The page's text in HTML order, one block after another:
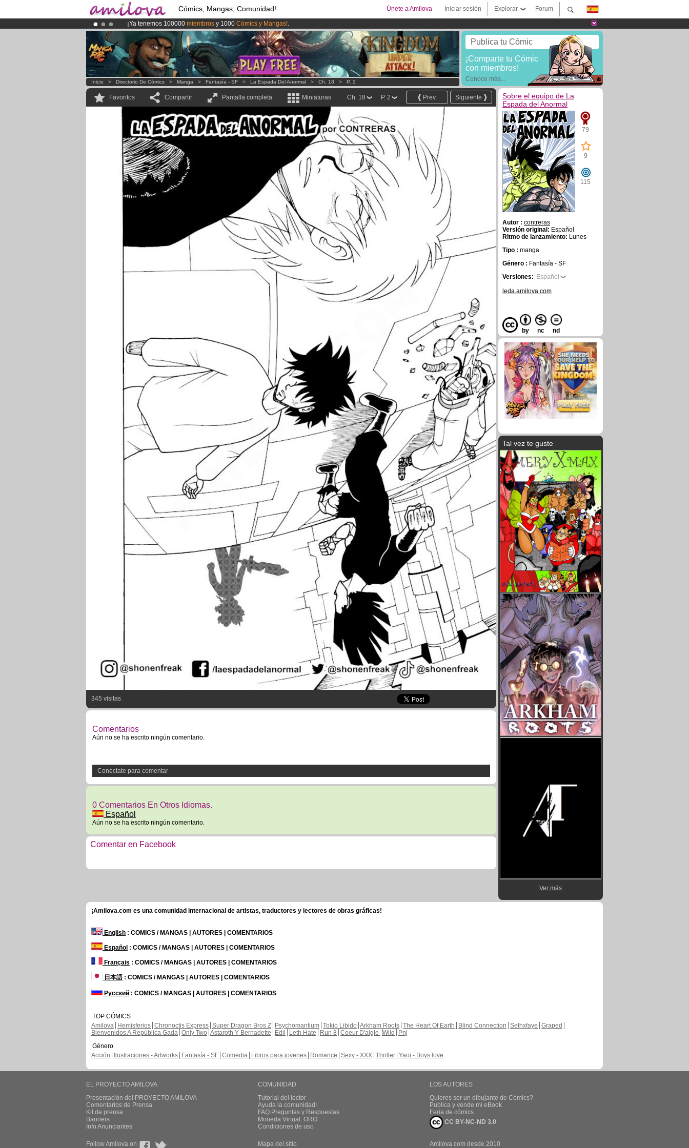
Cómics, Mangas, Comunidad! Forum
Explorar
Iniciar sesión
Únete a Amilova
¡Ya tenemos 100000 miembros y 1000 Cómics y Mangas!.
¡El Kickstarter Amilova está desormado lanzado!.
¡Conviertete en Premium por3.95 euros al mes!Hazte Premium ya
Publica tu Cómic
¡Comparte tu Cómic
con miembros!
Conoce más...
Inicio > Directorio De Cómics > Manga > Fantasía - SF > La Espada Del Anormal > Ch. 18 > P. 2
Favoritos Compartir Pantalla completa Miniaturas Siguiente
Prev.
P. 2
Ch. 18
345 visitas
Comentarios
Aún no se ha escrito ningún comentario.
Conéctate para comentar
0 Comentarios En Otros Idiomas.
Español
Aún no se ha escrito ningún comentario.
Comentar en Facebook
Sobre el equipo de La
Espada del Anormal
79
9
115
Autor : contreras
Versión original: Español
Ritmo de lanzamiento: Lunes
Tipo : manga
Género : Fantasía - SF
Versiones: Español
leda.amilova.com
by nc nd
Tal vez te guste
Ver más
¡Amilova.com es una comunidad internacional de artistas, traductores y lectores de obras gráficas!
English : COMICS / MANGAS | AUTORES | COMENTARIOS
Español : COMICS / MANGAS | AUTORES | COMENTARIOS
Français : COMICS / MANGAS | AUTORES | COMENTARIOS
日本語: COMICS / MANGAS | AUTORES | COMENTARIOS
Русский : COMICS / MANGAS | AUTORES | COMENTARIOS
TOP CÓMICS
Amilova
Hemisferios Chronoctis Express Super Dragon Bros Z Psychomantium Tokio Libido Arkham Roots The Heart Of Earth Blind Connection Sethxfaye Graped
Bienvenidos A República Gada Only Two Astaroth Y Bernadette Edil Leth Hate Run 8 Coeur D'aigle Wild
Pnj
Género
Acción
Ilustraciones - Artworks Fantasía - SF Comedia Libros para jovenes Romance Sexy - XXX Thriller Yaoi - Boys love
EL PROYECTO AMILOVA
Presentación del PROYECTO AMILOVA
Comentarios de Prensa
Kit de prensa
Banners
Info Anunciantes
COMUNIDAD
Tutorial del lector
Ayuda la comunidad!
FAQ.Preguntas y Respuestas
Moneda Virtual: ORO
Condiciones de uso
LOS AUTORES
Quieres ser un dibujante de Cómics?
Publica y vende mi eBook
Feria de cómics
CC BY-NC-ND 3.0
Follow Amilova on Mapa del sitio Amilova.com desde 2010